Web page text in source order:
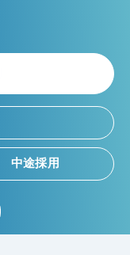
中途採用